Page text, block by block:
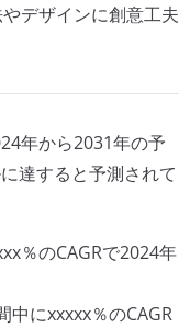
デザインに創意工夫
年から2031年の予
達すると予測されて
％のCAGRで2024年
中にxxxxx％のCAGR